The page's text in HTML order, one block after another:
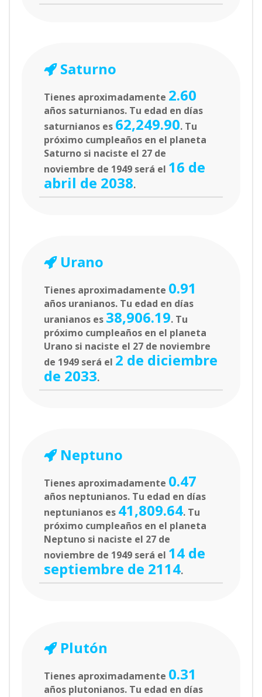
Saturno
Tienes aproximadamente 2.60
años saturnianos. Tu edad en días
saturnianos es 62,249.90. Tu
próximo cumpleaños en el planeta
Saturno si naciste el 27 de
noviembre de 1949 será el 16 de
abril de 2038.
Urano
Tienes aproximadamente 0.91
años uranianos. Tu edad en días
uranianos es 38,906.19. Tu
próximo cumpleaños en el planeta
Urano si naciste el 27 de noviembre
de 1949 será el 2 de diciembre
de 2033.
Neptuno
Tienes aproximadamente 0.47
años neptunianos. Tu edad en días
neptunianos es 41,809.64. Tu
próximo cumpleaños en el planeta
Neptuno si naciste el 27 de
noviembre de 1949 será el 14 de
septiembre de 2114.
Plutón
Tienes aproximadamente 0.31
años plutonianos. Tu edad en días